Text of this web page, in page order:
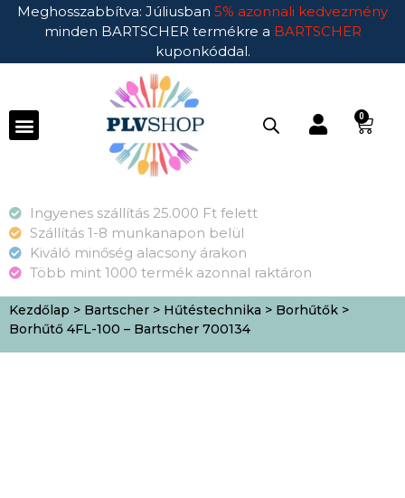
Meghosszabbítva: Júliusban 5% azonnali kedvezmény
minden BARTSCHER termékre a BARTSCHER
kuponkóddal.
0
Ingyenes szállítás 25.000 Ft felett
Szállítás 1-8 munkanapon belül
Kiváló minőség alacsony árakon
Több mint 1000 termék azonnal raktáron
Kezdőlap > Bartscher > Hűtéstechnika > Borhűtők >
Borhűtő 4FL-100 – Bartscher 700134